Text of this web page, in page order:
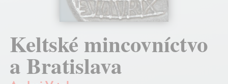
Keltské mincovníctvo
a Bratislava